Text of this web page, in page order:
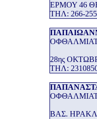
ΕΡΜΟΥ 46
THΛ: 266-255
28ης
THΛ:
ΒΑΣ.